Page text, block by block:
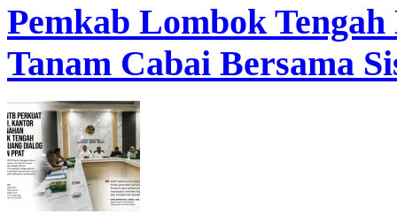
Pemkab Lombok
Tanam Cabai Bersama